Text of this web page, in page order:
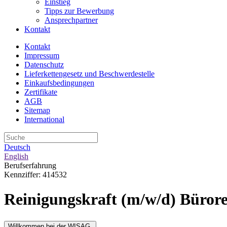
Einstieg
Tipps zur Bewerbung
Ansprechpartner
Kontakt
Kontakt
Impressum
Datenschutz
Lieferkettengesetz und Beschwerdestelle
Einkaufsbedingungen
Zertifikate
AGB
Sitemap
International
Deutsch
English
Berufserfahrung
Kennziffer: 414532
Reinigungskraft (m/w/d)